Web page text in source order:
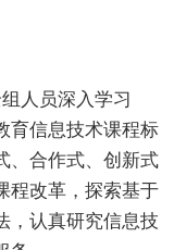
人员深入学习
育信息技术课程标
、合作式、创新式
程改革，探索基于
，认真研究信息技